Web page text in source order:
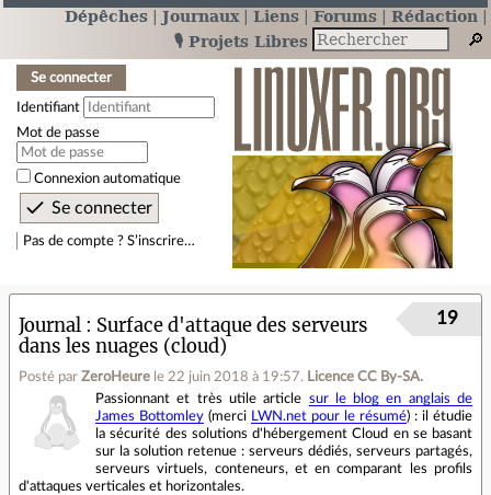
Dépêches Journaux Liens Forums
Rédaction
🎙️ Projets Libres
Se connecter
Identifiant
Mot de passe
Connexion automatique
Pas de compte ? S’inscrire…
Journal
Surface d'attaque des serveurs
dans les nuages (cloud)
Posté par ZeroHeure le 22 juin 2018 à 19:57. Licence CC By‑SA.
19
Passionnant et très utile article sur le blog en anglais de
James Bottomley (merci LWN.net pour le résumé) : il étudie
la sécurité des solutions d'hébergement Cloud en se basant
sur la solution retenue : serveurs dédiés, serveurs partagés,
serveurs virtuels, conteneurs, et en comparant les profils
d'attaques verticales et horizontales.